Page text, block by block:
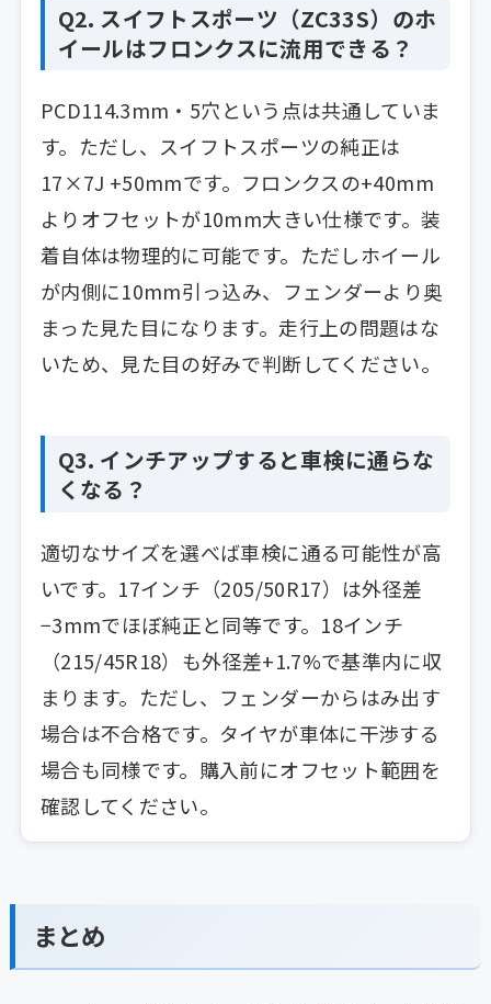
Q2. スイフトスポーツ（ZC33S）のホ
イールはフロンクスに流用できる？
PCD114.3mm・5穴という点は共通していま
す。ただし、スイフトスポーツの純正は
17×7J +50mmです。フロンクスの+40mm
よりオフセットが10mm大きい仕様です。装
着自体は物理的に可能です。ただしホイール
が内側に10mm引っ込み、フェンダーより奥
まった見た目になります。走行上の問題はな
いため、見た目の好みで判断してください。
Q3. インチアップすると車検に通らな
くなる？
適切なサイズを選べば車検に通る可能性が高
いです。17インチ（205/50R17）は外径差
−3mmでほぼ純正と同等です。18インチ
（215/45R18）も外径差+1.7%で基準内に収
まります。ただし、フェンダーからはみ出す
場合は不合格です。タイヤが車体に干渉する
場合も同様です。購入前にオフセット範囲を
確認してください。
まとめ